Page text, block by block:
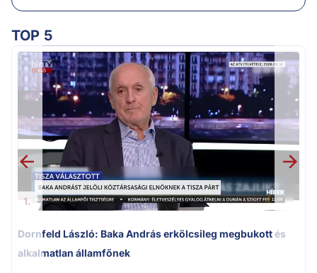
TOP 5
1.
Dornfeld László: Baka András erkölcsileg megbukott és
alkalmatlan államfőnek